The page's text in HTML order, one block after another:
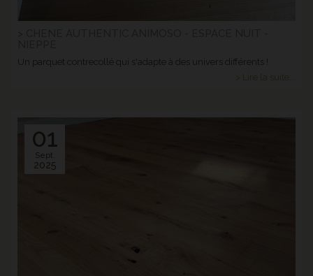
Un parquet contrecollé qui s'adapte à des univers différents !
> Lire la suite...
01
Sept.
2025